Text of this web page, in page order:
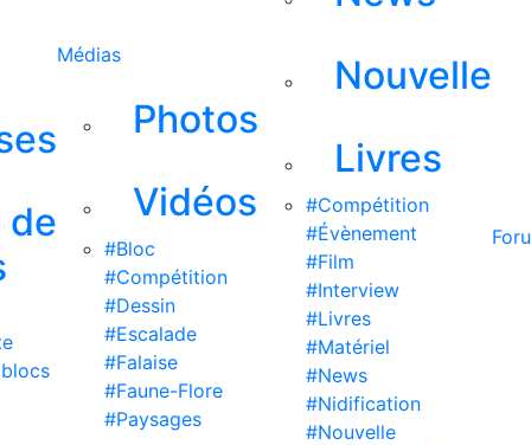
de
Médias
Photos
Vidéos
#Bloc
#Compétition
#Dessin
#Escalade
#Falaise
#Faune-Flore
#Paysages
Nouvelle
Livres
#Compétition
#Évènement
#Film
#Interview
#Livres
#Matériel
#News
#Nidification
#Nouvelle